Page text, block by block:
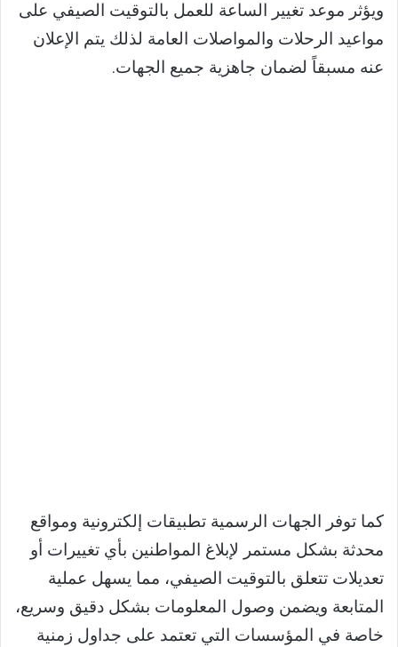
ويؤثر موعد تغيير الساعة للعمل بالتوقيت الصيفي على
مواعيد الرحلات والمواصلات العامة لذلك يتم الإعلان
عنه مسبقاً لضمان جاهزية جميع الجهات.
كما توفر الجهات الرسمية تطبيقات إلكترونية ومواقع
محدثة بشكل مستمر لإبلاغ المواطنين بأي تغييرات أو
تعديلات تتعلق بالتوقيت الصيفي، مما يسهل عملية
المتابعة ويضمن وصول المعلومات بشكل دقيق وسريع،
خاصة في المؤسسات التي تعتمد على جداول زمنية